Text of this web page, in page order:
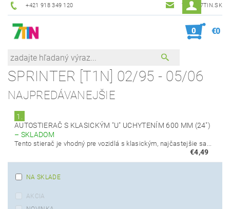
+421 918 349 120 7TIN@7TIN.SK
0 €0
SPRINTER [T1N] 02/95 - 05/06
NAJPREDÁVANEJŠIE
1.
AUTOSTIERAČ S KLASICKÝM "U" UCHYTENÍM 600 MM (24")
– SKLADOM
Tento stierač je vhodný pre vozidlá s klasickým, najčastejšie sa...
€4,49
NA SKLADE
AKCIA